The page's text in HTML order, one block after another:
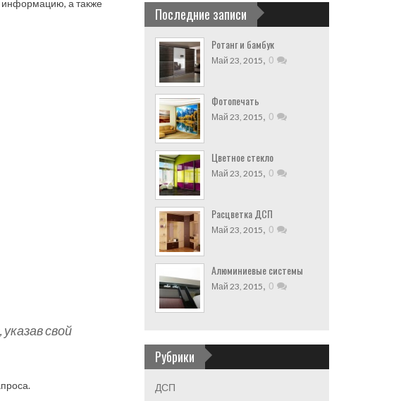
а также
свой
Последние записи
Ротанг и бамбук
Май 23, 2015, 0
Фотопечать
Май 23, 2015, 0
Цветное стекло
Май 23, 2015, 0
Расцветка ДСП
Май 23, 2015, 0
Алюминиевые системы
Май 23, 2015, 0
Рубрики
ДСП